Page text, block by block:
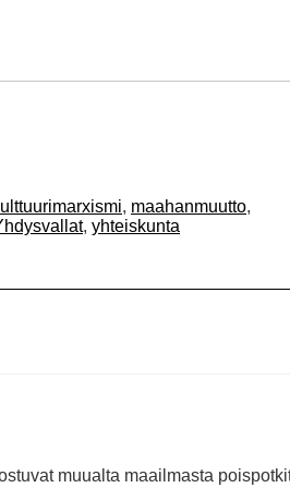
, maahanmuutto,
, yhteiskunta
muualta maailmasta